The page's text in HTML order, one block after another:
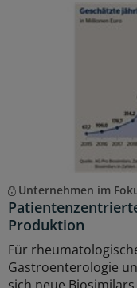
Unternehmen im
Produktion
Für
Gastroenterologie